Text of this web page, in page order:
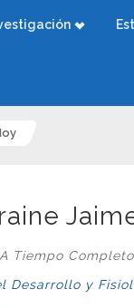
Tiempo Completo
Desarrollo y